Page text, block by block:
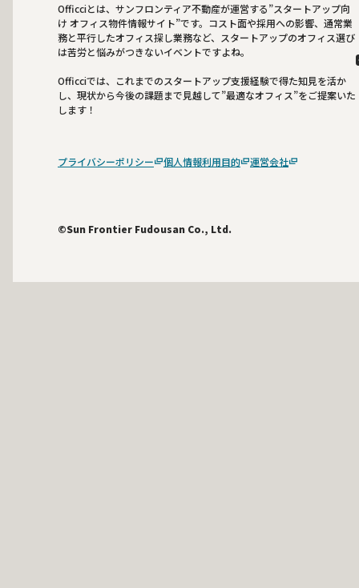
Officciとは、サンフロンティア不動産が運営する”スタートアップ向
け オフィス物件情報サイト”です。コスト面や採用への影響、通常業
務と平行したオフィス探し業務など、スタートアップのオフィス選び
は苦労と悩みがつきないイベントですよね。
Officciでは、これまでのスタートアップ支援経験で得た知見を活か
し、現状から今後の課題まで見越して”最適なオフィス”をご提案いた
します！
プライバシーポリシー 個人情報利用目的 運営会社
©Sun Frontier Fudousan Co., Ltd.